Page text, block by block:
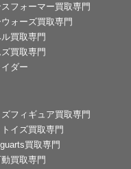
スフォーマー買取専門
ォーズ買取専門
買取専門
買取専門
ダー
フィギュア買取専門
イズ買取専門
買取専門
買取専門